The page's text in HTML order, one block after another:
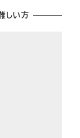
しい方